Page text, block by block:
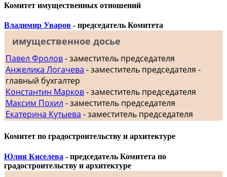
Комитет имущественных отношений
Владимир Уваров - председатель Комитета
имущественное досье
Павел Фролов- заместитель председателя
Анжелика Логачева - заместитель председателя -
главный бухгалтер
Константин Марков- заместитель председателя
Максим Похил - заместитель председателя
Екатерина Кутыева - заместитель председателя
Комитет по градостроительству и архитектуре
Юлия Киселева - председатель Комитета по
градостроительству и архитектуре